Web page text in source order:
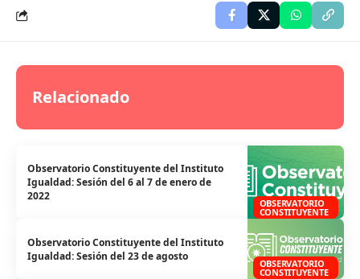
Relacionado
OBSERVATORIO
CONSTITUYENTE
Observatorio Constituyente del Instituto
Igualdad: Sesión del 6 al 7 de enero de
2022
OBSERVATORIO
CONSTITUYENTE
Observatorio Constituyente del Instituto
Igualdad: Sesión del 23 de agosto